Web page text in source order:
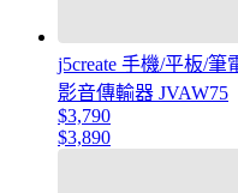
j5create 手機/平板/
影音傳輸器 JVAW75
$3,790
$3,890